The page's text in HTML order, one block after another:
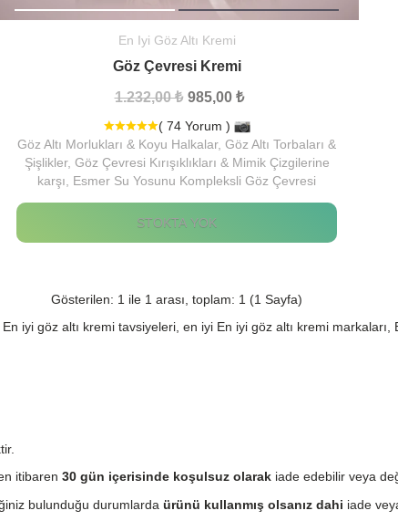
En Iyi Göz Altı Kremi
Göz Çevresi Kremi
1.232,00 ₺ 985,00 ₺
( 74 Yorum )
Göz Altı Morlukları & Koyu Halkalar, Göz Altı Torbaları &
Şişlikler, Göz Çevresi Kırışıklıkları & Mimik Çizgilerine
karşı, Esmer Su Yosunu Kompleksli Göz Çevresi
STOKTA YOK
Gösterilen: 1 ile 1 arası, toplam: 1 (1 Sayfa)
iyi göz altı kremi tavsiyeleri, en iyi En iyi göz altı kremi
itibaren 30 gün içerisinde koşulsuz olarak iade edebilir veya
bulunduğu durumlarda ürünü kullanmış olsanız dahi iade